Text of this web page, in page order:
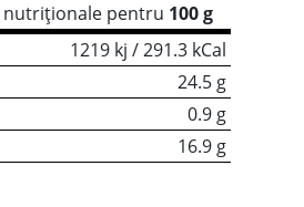
nutriționale pentru 100 g
1219 kj / 291.3 kCal
24.5 g
0.9 g
16.9 g